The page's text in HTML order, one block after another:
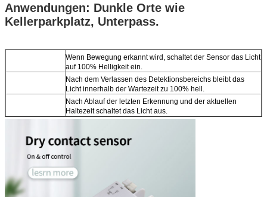
Anwendungen: Dunkle Orte wie
Kellerparkplatz, Unterpass.
Wenn Bewegung erkannt wird, schaltet der Sensor das Licht
auf 100% Helligkeit ein.
Nach dem Verlassen des Detektionsbereichs bleibt das
Licht innerhalb der Wartezeit zu 100% hell.
Nach Ablauf der letzten Erkennung und der aktuellen
Haltezeit schaltet das Licht aus.